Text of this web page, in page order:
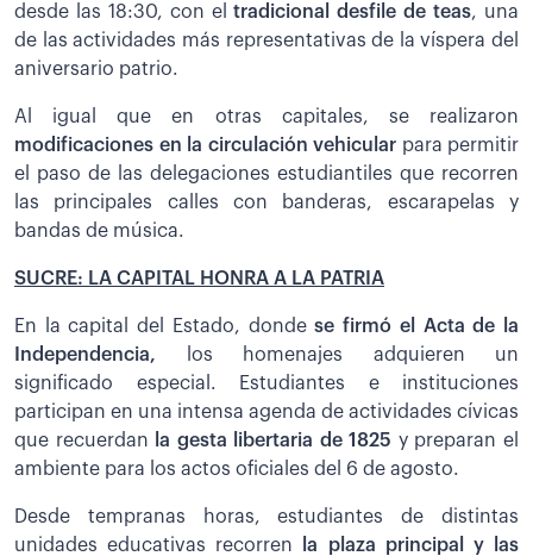
desde las 18:30, con eltradicional desfile de teas, una
de las actividades más representativas de la víspera del
aniversario patrio.
Al igual que en otras capitales, se realizaron
modificaciones en la circulación vehicular para permitir
el paso de las delegaciones estudiantiles que recorren
las principales calles con banderas, escarapelas y
bandas de música.
SUCRE: LA CAPITAL HONRA A LA PATRIA
En la capital del Estado, dondese firmó el Acta de la
Independencia, los homenajes adquieren un
significado especial. Estudiantes e instituciones
participan en una intensa agenda de actividades cívicas
que recuerdan
la gesta libertaria de 1825 y preparan el
ambiente para los actos oficiales del 6 de agosto.
Desde tempranas horas, estudiantes de distintas
unidades educativas recorren la plaza principal y las